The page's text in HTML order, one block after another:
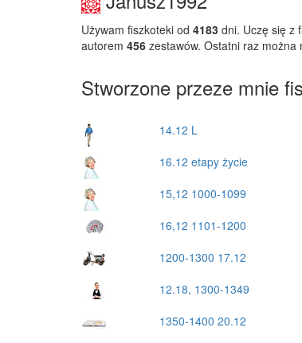
Używam fiszkoteki od 4183 dni. Uczę się z
autorem 456 zestawów. Ostatni raz można
Stworzone przeze mnie
14.12 L
16.12 etapy życie
15,12 1000-1099
16,12 1101-1200
1200-1300 17.12
12.18, 1300-1349
1350-1400 20.12